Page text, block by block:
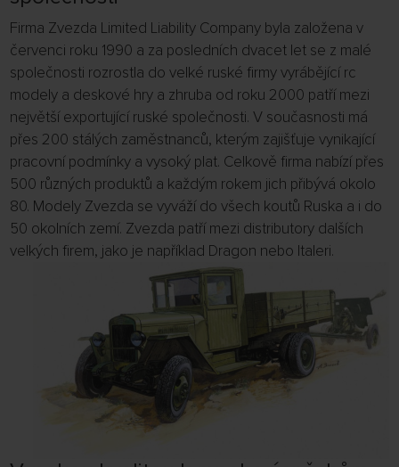
Firma Zvezda Limited Liability Company byla založena v
červenci roku 1990 a za posledních dvacet let se z malé
společnosti rozrostla do velké ruské firmy vyrábějící rc
modely a deskové hry a zhruba od roku 2000 patří mezi
největší exportující ruské společnosti. V současnosti má
přes 200 stálých zaměstnanců, kterým zajišťuje vynikající
pracovní podmínky a vysoký plat. Celkově firma nabízí přes
500 různých produktů a každým rokem jich přibývá okolo
80. Modely Zvezda se vyváží do všech koutů Ruska a i do
50 okolních zemí. Zvezda patří mezi distributory dalších
velkých firem, jako je například Dragon nebo Italeri.